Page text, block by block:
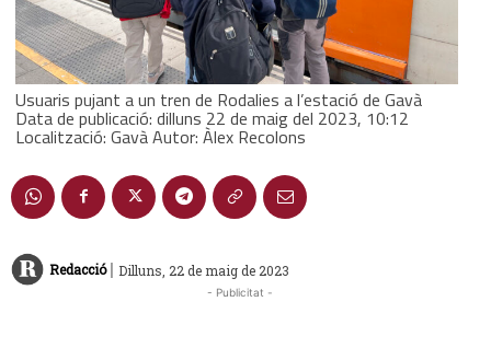
Usuaris pujant a un tren de Rodalies a l’estació de Gavà
Data de publicació: dilluns 22 de maig del 2023, 10:12
Localització: Gavà Autor: Àlex Recolons
Redacció | Dilluns, 22 de maig de 2023
- Publicitat -